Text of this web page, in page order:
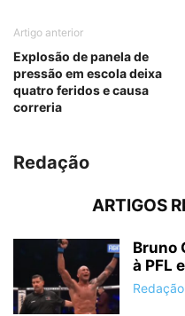
Artigo anterior
Explosão de panela de
pressão em escola deixa
quatro feridos e causa
correria
Redação
ARTIGOS
Bruno
à PFL
Redação